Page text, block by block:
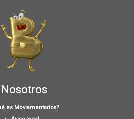
Nosotros
es Moviementarios?